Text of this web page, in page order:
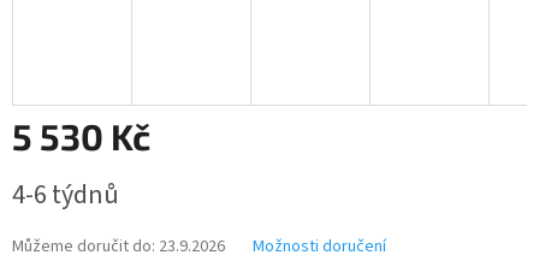
5 530 Kč
cena:
4-6 týdnů
Můžeme doručit do: 23.9.2026 Možnosti doručení